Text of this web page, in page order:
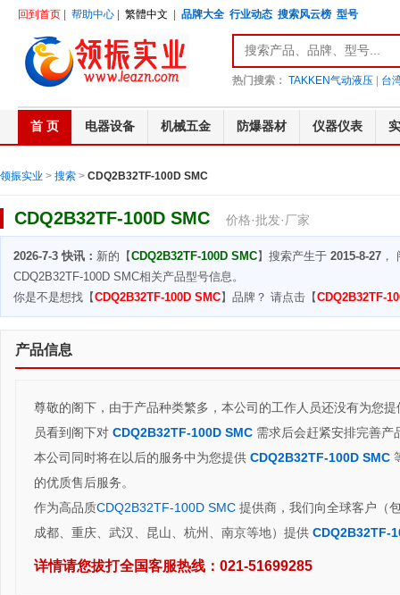
回到首页 帮助中心 繁體中文 品牌大全 行业动态 搜索风云榜 型号
热门搜索： TAKKEN气动液压 台
首 页 电器设备 机械五金 防爆器材 仪器仪表
领振实业 > 搜索 > CDQ2B32TF-100D SMC
CDQ2B32TF-100D SMC 价格·批发·厂家
2026-7-3 快讯： 新的【CDQ2B32TF-100D SMC】搜索产生于 2015-8-27
CDQ2B32TF-100D SMC相关产品型号信息。
你是不是想找【CDQ2B32TF-100D SMC】品牌？ 请点击【CDQ2B32TF-
产品信息
尊敬的阁下，由于产品种类繁多，本公司的工作人员还没有为您
员看到阁下对 CDQ2B32TF-100D SMC 需求后会赶紧安排完善产
本公司同时将在以后的服务中为您提供 CDQ2B32TF-100D SMC
的优质售后服务。
作为高品质CDQ2B32TF-100D SMC 提供商，我们向全球客户（
成都、重庆、武汉、昆山、杭州、南京等地）提供 CDQ2B32TF-
详情请您拔打全国客服热线： 021-51699285